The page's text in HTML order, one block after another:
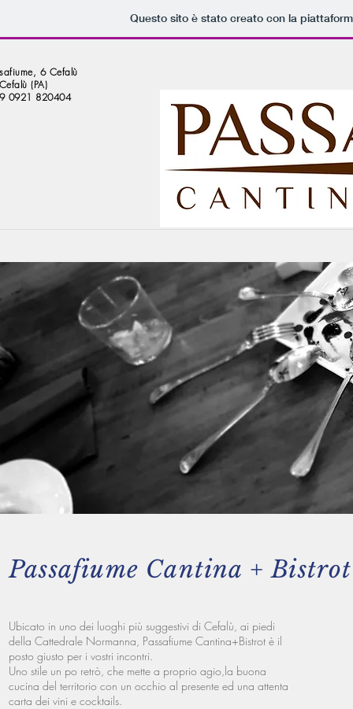
Questo sito è stato creato con la
6 Cefalù
(PA)
0921 820404
Passafiume Cantina + Bistrot
Ubicato in uno dei luoghi più suggestivi di Cefalù, ai piedi
della Cattedrale Normanna, Passafiume Cantina+Bistrot è il
posto giusto per i vostri incontri.
Uno stile un po retrò, che mette a proprio agio,la buona
cucina del territorio con un occhio al presente ed una attenta
carta dei vini e cocktails.